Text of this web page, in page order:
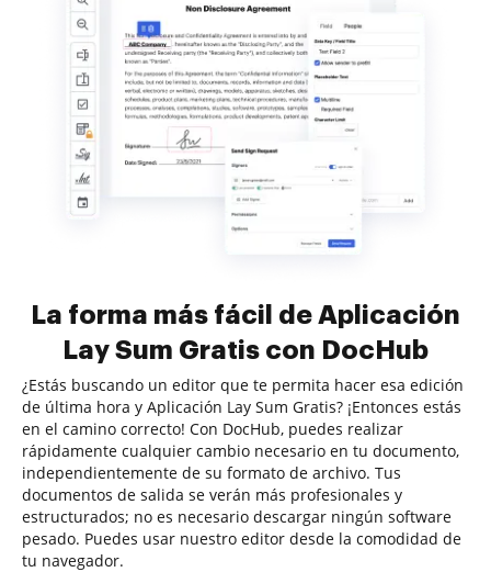
La forma más fácil de Aplicación
Lay Sum Gratis con DocHub
¿Estás buscando un editor que te permita hacer esa edición
de última hora y Aplicación Lay Sum Gratis? ¡Entonces estás
en el camino correcto! Con DocHub, puedes realizar
rápidamente cualquier cambio necesario en tu documento,
independientemente de su formato de archivo. Tus
documentos de salida se verán más profesionales y
estructurados; no es necesario descargar ningún software
pesado. Puedes usar nuestro editor desde la comodidad de
tu navegador.